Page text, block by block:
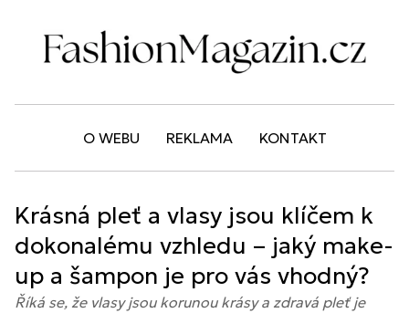
O WEBU REKLAMA KONTAKT
Krásná pleť a vlasy jsou klíčem k
dokonalému vzhledu – jaký make-
up a šampon je pro vás vhodný?
Říká se, že vlasy jsou korunou krásy a zdravá pleť je